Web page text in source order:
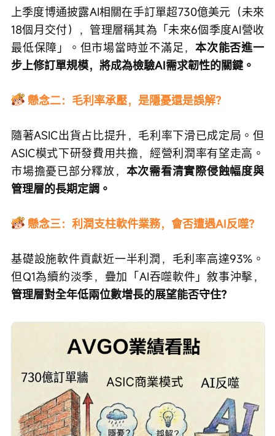
上季度博通披露AI相關在手訂單超730億美元（未來
18個月交付），管理層稱其為「未來6個季度AI營收
最低保障」。但市場當時並不滿足，本次能否進一
步上修訂單規模，將成為檢驗AI需求韌性的關鍵。
懸念二：毛利率承壓，是隱憂還是誤解？
隨著ASIC出貨占比提升，毛利率下滑已成定局。但
ASIC模式下研發費用共擔，經營利潤率有望走高。
市場擔憂已部分釋放， 本次需看清實際侵蝕幅度與
管理層的長期定調。
懸念三：利潤支柱軟件業務，會否遭遇AI反噬？
基礎設施軟件貢獻近一半利潤，毛利率高達93%。
但Q1為續約淡季，疊加「AI吞噬軟件」敘事沖擊，
管理層對全年低兩位數增長的展望能否守住？